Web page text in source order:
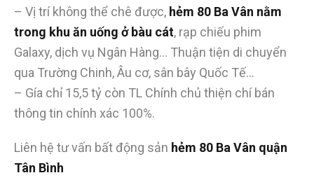
– Vị trí không thể chê được, hẻm 80 Ba Vân nằm
trong khu ăn uống ở bàu cát, rạp chiếu phim
Galaxy, dịch vụ Ngân Hàng… Thuận tiện di chuyển
qua Trường Chinh, Âu cơ, sân bây Quốc Tế…
– Gía chỉ 15,5 tỷ còn TL Chính chủ thiện chí bán
thông tin chính xác 100%.
Liên hệ tư vấn bất động sản hẻm 80 Ba Vân quận
Tân Bình